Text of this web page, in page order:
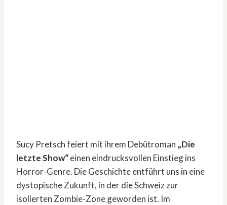
Sucy Pretsch feiert mit ihrem Debütroman „Die
letzte Show“einen eindrucksvollen Einstieg ins
Horror-Genre. Die Geschichte entführt uns in eine
dystopische Zukunft, in der die Schweiz zur
isolierten Zombie-Zone geworden ist. Im